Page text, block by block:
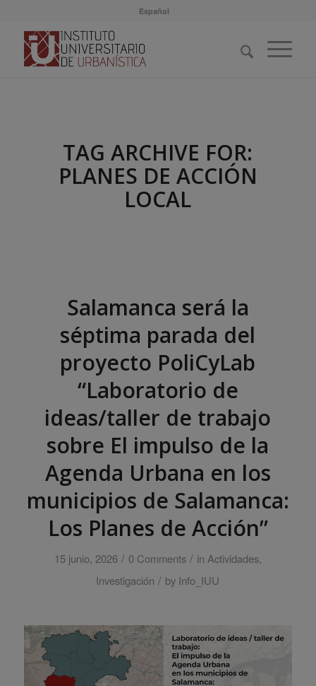
Español
TAG ARCHIVE FOR:
PLANES DE ACCIÓN
LOCAL
Salamanca será la
séptima parada del
proyecto PoliCyLab
“Laboratorio de
ideas/taller de trabajo
sobre El impulso de la
Agenda Urbana en los
municipios de Salamanca:
Los Planes de Acción”
15 junio, 2026 / 0 Comments / in Actividades,
Investigación / by Info_IUU